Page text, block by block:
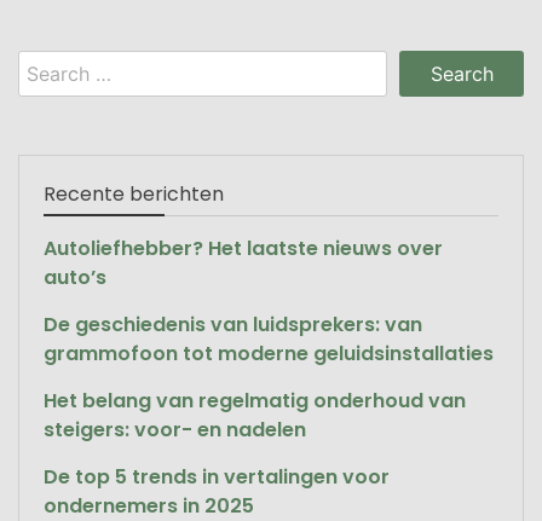
Search
for:
Recente berichten
Autoliefhebber? Het laatste nieuws over
auto’s
De geschiedenis van luidsprekers: van
grammofoon tot moderne geluidsinstallaties
Het belang van regelmatig onderhoud van
steigers: voor- en nadelen
De top 5 trends in vertalingen voor
ondernemers in 2025